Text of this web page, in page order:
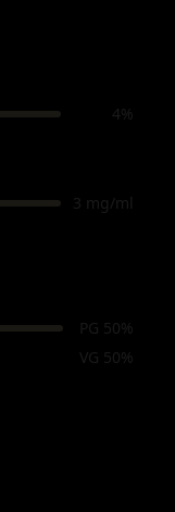
4%
3 mg/ml
PG 50%
VG 50%